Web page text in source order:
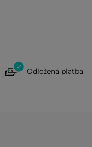
Odložená platba